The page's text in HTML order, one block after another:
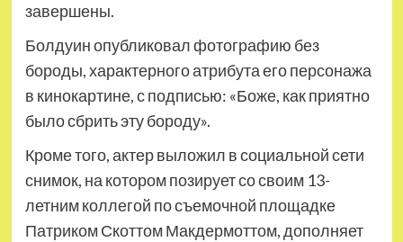
завершены.
Болдуин опубликовал фотографию без
бороды, характерного атрибута его персонажа
в кинокартине, с подписью: «Боже, как приятно
было сбрить эту бороду».
Кроме того, актер выложил в социальной сети
снимок, на котором позирует со своим 13-
летним коллегой по съемочной площадке
Патриком Скоттом Макдермоттом, дополняет